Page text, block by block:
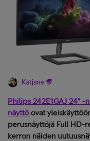
Katjane
Philips 242E1GAJ 24" -
näyttöovat
perusnäyttöjä Full HD-
kerron näiden